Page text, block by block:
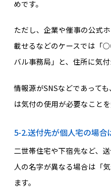
めです。
ただし、企業や催事の公式
載せるなどのケースでは
バル事務局」と、住所に気
情報源がSNSなどであって
は気付の使用が必要なことを
5-2.送付先が個人宅の場合
二世帯住宅や下宿先など、
人の名字が異なる場合は「
ます。